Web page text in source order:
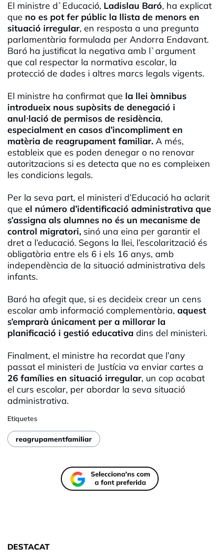
El ministre d`Educació, Ladislau Baró, ha explicat
que no es pot fer públic la llista de menors en
situació irregular, en resposta a una pregunta
parlamentària formulada per Andorra Endavant.
Baró ha justificat la negativa amb l`argument
que cal respectar la normativa escolar, la
protecció de dades i altres marcs legals vigents.
El ministre ha confirmat que la llei òmnibus
introdueix nous supòsits de denegació i
anul·lació de permisos de residència,
especialment en casos d’incompliment en
matèria de reagrupament familiar. A més,
estableix que es poden denegar o no renovar
autoritzacions si es detecta que no es compleixen
les condicions legals.
Per la seva part, el ministeri d’Educació ha aclarit
que el número d’identificació administrativa que
s’assigna als alumnes no és un mecanisme de
control migratori, sinó una eina per garantir el
dret a l’educació. Segons la llei, l’escolarització és
obligatòria entre els 6 i els 16 anys, amb
independència de la situació administrativa dels
infants.
Baró ha afegit que, si es decideix crear un cens
escolar amb informació complementària, aquest
s’emprarà únicament per a millorar la
planificació i gestió educativa dins del ministeri.
Finalment, el ministre ha recordat que l’any
passat el ministeri de Justícia va enviar cartes a
26 famílies en situació irregular, un cop acabat
el curs escolar, per abordar la seva situació
administrativa.
Etiquetes
reagrupamentfamiliar
DESTACAT